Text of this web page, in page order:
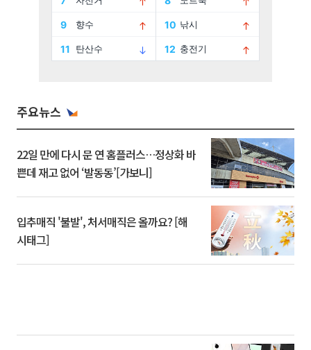
주요뉴스
22일 만에 다시 문 연 홈플러스…정상화 바
쁜데 재고 없어 ‘발동동’[가보니]
입추매직 '불발', 처서매직은 올까요? [해
시태그]